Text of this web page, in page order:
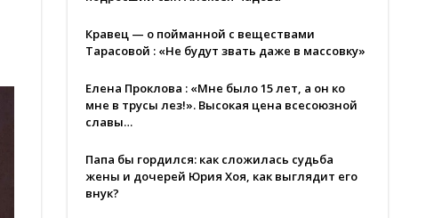
Кравец — о пойманной с веществами
Тарасовой : «Не будут звать даже в массовку»
Елена Проклова : «Мне было 15 лет, а он ко
мне в трусы лез!». Высокая цена всесоюзной
славы…
Папа бы гордился: как сложилась судьба
жены и дочерей Юрия Хоя, как выглядит его
внук?